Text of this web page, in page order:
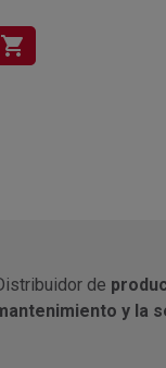
shopping_cart
de
y la